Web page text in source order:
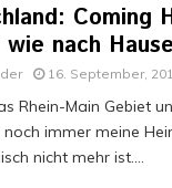
Coming
nach
16. September,
Rhein-Main Gebiet
noch immer meine
nicht mehr ist....